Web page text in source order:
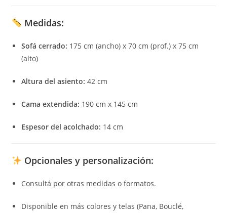
Medidas:
Sofá cerrado: 175 cm (ancho) x 70 cm (prof.) x 75 cm
(alto)
Altura del asiento: 42 cm
Cama extendida: 190 cm x 145 cm
Espesor del acolchado: 14 cm
Opcionales y personalización:
Consultá por otras medidas o formatos.
Disponible en más colores y telas (Pana, Bouclé,